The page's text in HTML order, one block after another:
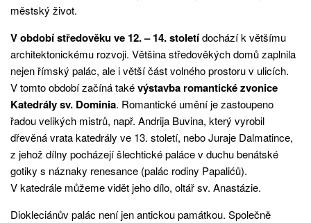
městský život.
V období středověku ve 12. – 14. stoletídochází k většímu
architektonickému rozvoji. Většina středověkých domů zaplnila
nejen římský palác, ale i větší část volného prostoru v ulicích.
V tomto období začíná takévýstavba romantické zvonice
Katedrály sv. Dominia. Romantické umění je zastoupeno
řadou velikých mistrů, např. Andrija Buvina, který vyrobil
dřevěná vrata katedrály ve 13. století, nebo Juraje Dalmatince,
z jehož dílny pocházejí šlechtické paláce v duchu benátské
gotiky s náznaky renesance (palác rodiny Papalićů).
V katedrále můžeme vidět jeho dílo, oltář sv. Anastázie.
Diokleciánův palác není jen antickou památkou. Společně